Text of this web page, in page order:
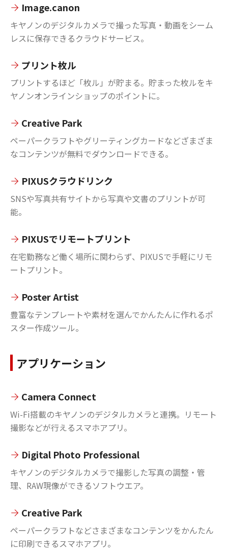
Image.canon
キヤノンのデジタルカメラで撮った写真・動画をシーム
レスに保存できるクラウドサービス。
プリント枚ル
プリントするほど「枚ル」が貯まる。貯まった枚ルをキ
ヤノンオンラインショップのポイントに。
Creative Park
ペーパークラフトやグリーティングカードなどざまざま
なコンテンツが無料でダウンロードできる。
PIXUSクラウドリンク
SNSや写真共有サイトから写真や文書のプリントが可
能。
PIXUSでリモートプリント
在宅勤務など働く場所に関わらず、PIXUSで手軽にリモ
ートプリント。
Poster Artist
豊富なテンプレートや素材を選んでかんたんに作れるポ
スター作成ツール。
アプリケーション
Camera Connect
Wi-Fi搭載のキヤノンのデジタルカメラと連携。リモート
撮影などが行えるスマホアプリ。
Digital Photo Professional
キヤノンのデジタルカメラで撮影した写真の調整・管
理、RAW現像ができるソフトウエア。
Creative Park
ペーパークラフトなどさまざまなコンテンツをかんたん
に印刷できるスマホアプリ。